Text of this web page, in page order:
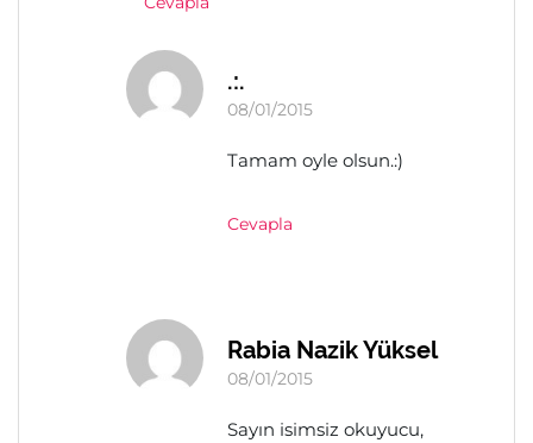
.:.
08/01/2015
Tamam oyle olsun.:)
Cevapla
Rabia Nazik Yüksel
08/01/2015
Sayın isimsiz okuyucu,